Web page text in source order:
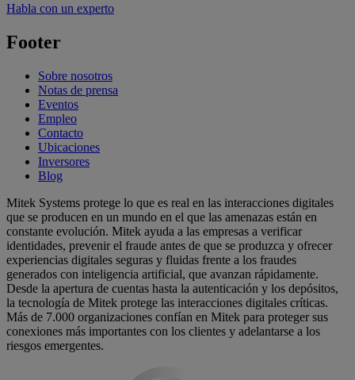
Habla con un experto
Footer
Sobre nosotros
Notas de prensa
Eventos
Empleo
Contacto
Ubicaciones
Inversores
Blog
Mitek Systems protege lo que es real en las interacciones digitales
que se producen en un mundo en el que las amenazas están en
constante evolución. Mitek ayuda a las empresas a verificar
identidades, prevenir el fraude antes de que se produzca y ofrecer
experiencias digitales seguras y fluidas frente a los fraudes
generados con inteligencia artificial, que avanzan rápidamente.
Desde la apertura de cuentas hasta la autenticación y los depósitos,
la tecnología de Mitek protege las interacciones digitales críticas.
Más de 7.000 organizaciones confían en Mitek para proteger sus
conexiones más importantes con los clientes y adelantarse a los
riesgos emergentes.